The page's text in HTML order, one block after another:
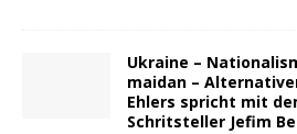
Ukraine –
maidan –
Ehlers spricht mit
Schritsteller Jefim